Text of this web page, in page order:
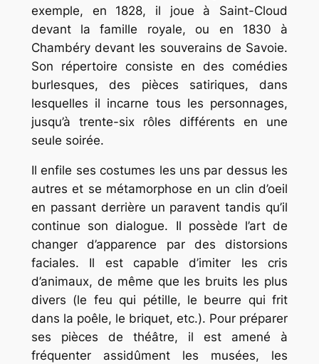
exemple, en 1828, il joue à Saint-Cloud
devant la famille royale, ou en 1830 à
Chambéry devant les souverains de Savoie.
Son répertoire consiste en des comédies
burlesques, des pièces satiriques, dans
lesquelles il incarne tous les personnages,
jusqu’à trente-six rôles différents en une
seule soirée.
Il enfile ses costumes les uns par dessus les
autres et se métamorphose en un clin d’oeil
en passant derrière un paravent tandis qu’il
continue son dialogue. Il possède l’art de
changer d’apparence par des distorsions
faciales. Il est capable d’imiter les cris
d’animaux, de même que les bruits les plus
divers (le feu qui pétille, le beurre qui frit
dans la poêle, le briquet, etc.). Pour préparer
ses pièces de théâtre, il est amené à
fréquenter assidûment les musées, les